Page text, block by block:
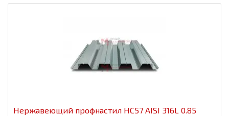
Нержавеющий профнастил НС57 AISI 316L 0.85